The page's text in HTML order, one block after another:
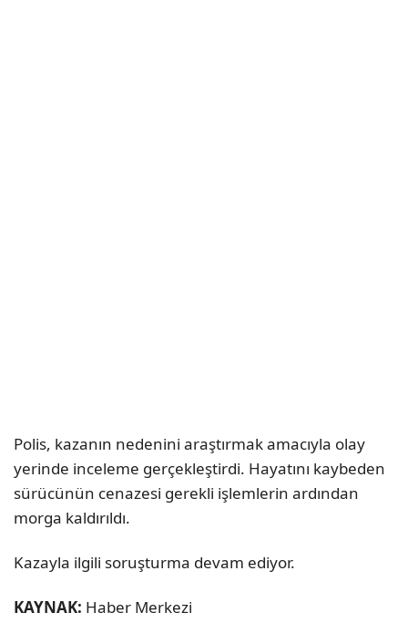
Polis, kazanın nedenini araştırmak amacıyla olay
yerinde inceleme gerçekleştirdi. Hayatını kaybeden
sürücünün cenazesi gerekli işlemlerin ardından
morga kaldırıldı.
Kazayla ilgili soruşturma devam ediyor.
KAYNAK: Haber Merkezi